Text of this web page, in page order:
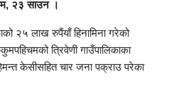
२३ साउन ।
२५ लाख रुपैंयाँ हिनामिना गरेको
त्रिवेणी गाउँपालिकाका
केसीसहित चार जना पक्राउ परेका